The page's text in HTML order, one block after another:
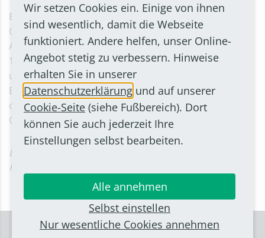
Betroffen sind vor allem Walberberg und andere
Ortschaften im nördlichen Stadtgebiet. Für die
Arbeiten wird laut Flughafen die Bahn jeweils von 8 bis
18 Uhr für den Verkehr gesperrt. Da die kleine Start-
und Landebahn derzeit wegen Bauarbeiten außer
Betrieb sei, werde der Flugbetrieb in dieser Zeit über
die Querwindbahn abgewickelt. Diese verläuft in West-
Ost-Richtung.
Lesen Sie hier: Köln-Bonner Flughafen: Erneut droht
Fluglärm über Bornheim
Wir setzen Cookies ein. Einige von ihnen
sind wesentlich, damit die Webseite
funktioniert. Andere helfen, unser Online-
Angebot stetig zu verbessern. Hinweise
erhalten Sie in unserer
Datenschutzerklärung und auf unserer
Cookie-Seite (siehe Fußbereich). Dort
können Sie auch jederzeit Ihre
Einstellungen selbst bearbeiten.
Alle annehmen
Selbst einstellen
Nur wesentliche Cookies annehmen